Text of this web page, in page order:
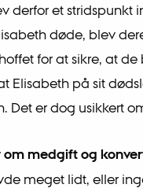
derfor et stridspunkt
døde, blev
for at sikre, at
Elisabeth på sit
Det er dog usikkert
om medgift og
meget lidt, eller